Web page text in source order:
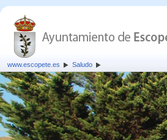
www.escopete.es Saludo